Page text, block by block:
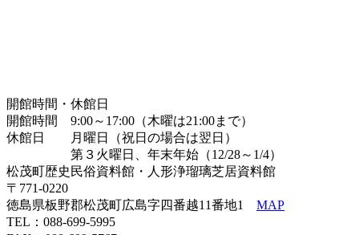
開館時間・休館日
開館時間 9:00～17:00（木曜は21:00まで）
休館日 月曜日（祝日の場合は翌日）
第３火曜日、年末年始（12/28～1/4）
松茂町歴史民俗資料館・人形浄瑠璃芝居資料館
〒771-0220
徳島県板野郡松茂町広島字四番越11番地1 MAP
TEL：088-699-5995